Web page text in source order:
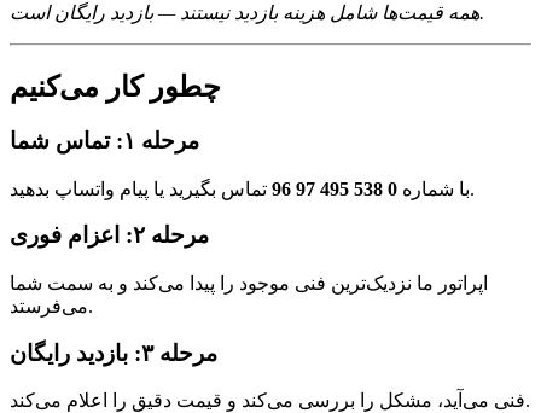
همه قیمت‌ها شامل هزینه بازدید نیستند — بازدید رایگان است.
چطور کار می‌کنیم
مرحله ۱: تماس شما
با شماره 0 538 495 97 96 تماس بگیرید یا پیام واتساپ بدهید.
مرحله ۲: اعزام فوری
اپراتور ما نزدیک‌ترین فنی موجود را پیدا می‌کند و به سمت شما
می‌فرستد.
مرحله ۳: بازدید رایگان
فنی می‌آید، مشکل را بررسی می‌کند و قیمت دقیق را اعلام می‌کند.